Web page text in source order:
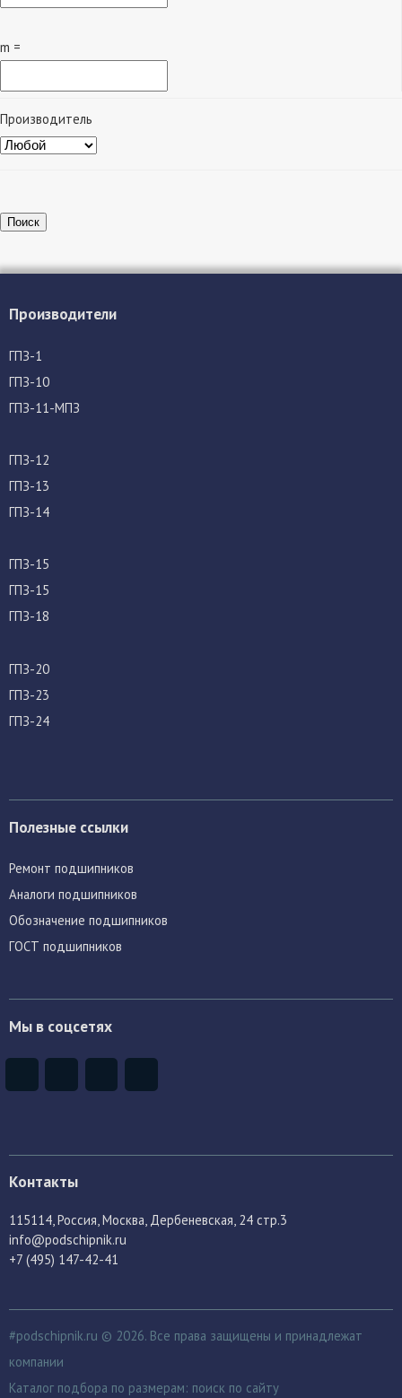
m =
Производитель
Поиск
Производители
ГПЗ-1
ГПЗ-10
ГПЗ-11-МПЗ
ГПЗ-12
ГПЗ-13
ГПЗ-14
ГПЗ-15
ГПЗ-15
ГПЗ-18
ГПЗ-20
ГПЗ-23
ГПЗ-24
Полезные ссылки
Ремонт подшипников
Аналоги подшипников
Обозначение подшипников
ГОСТ подшипников
Мы в соцсетях
Контакты
115114 , Россия, Москва, Дербеневская, 24 стр.3
info@podschipnik.ru
+7 (495) 147-42-41
#podschipnik.ru © 2026. Все права защищены и принадлежат
компании
Каталог подбора по размерам: поиск по сайту